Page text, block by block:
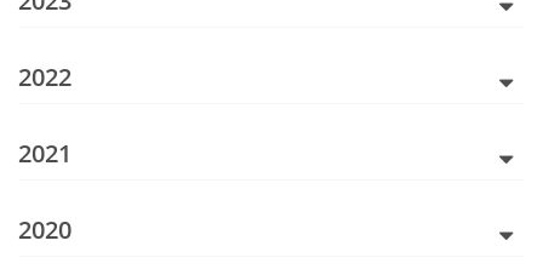
2022
2021
2020